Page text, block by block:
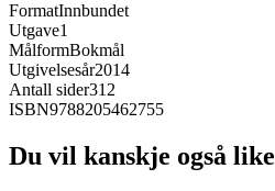
FormatInnbundet
Utgave1
MålformBokmål
Utgivelsesår2014
Antall sider312
ISBN9788205462755
Du vil kanskje også like